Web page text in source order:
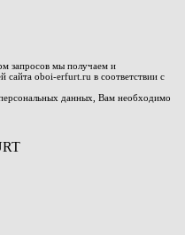
запросов мы получаем и
сайта oboi-erfurt.ru в соответствии с
данных, Вам необходимо